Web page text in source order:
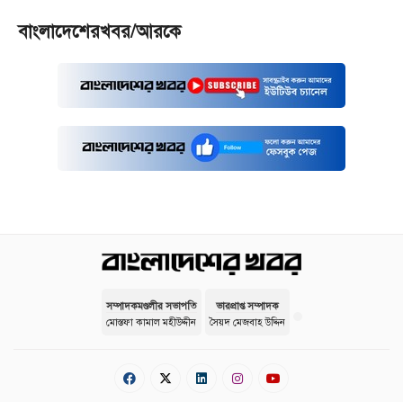
বাংলাদেশেরখবর/আরকে
সম্পাদকমণ্ডলীর সভাপতি
মোস্তফা কামাল মহীউদ্দীন
ভারপ্রাপ্ত সম্পাদক
সৈয়দ মেজবাহ উদ্দিন